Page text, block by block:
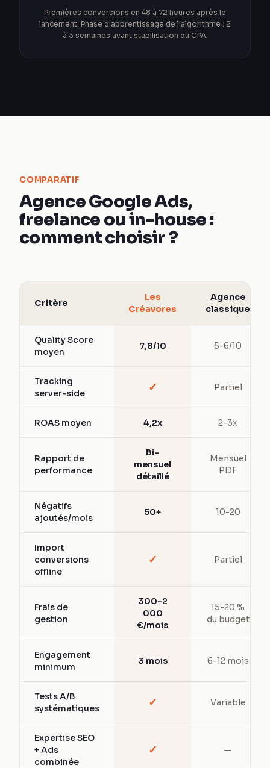
Premières conversions en 48 à 72 heures après le
lancement. Phase d'apprentissage de l'algorithme : 2
à 3 semaines avant stabilisation du CPA.
COMPARATIF
Agence Google Ads,
freelance ou in-house :
comment choisir ?
Critère
Les
Créavores
Agence
classique
Quality Score
moyen
7,8/10 5-6/10
Tracking
server-side
✓ Partiel
ROAS moyen 4,2x 2-3x
Rapport de
performance
Bi-
mensuel
détaillé
Mensuel
PDF
Négatifs
ajoutés/mois
50+ 10-20
Import
conversions
offline
✓ Partiel
Frais de
gestion
300-2
000
€/mois
15-20 %
du budget
Engagement
minimum
3 mois 6-12 mois
Tests A/B
systématiques
✓ Variable
Expertise SEO
+ Ads
combinée
✓ —